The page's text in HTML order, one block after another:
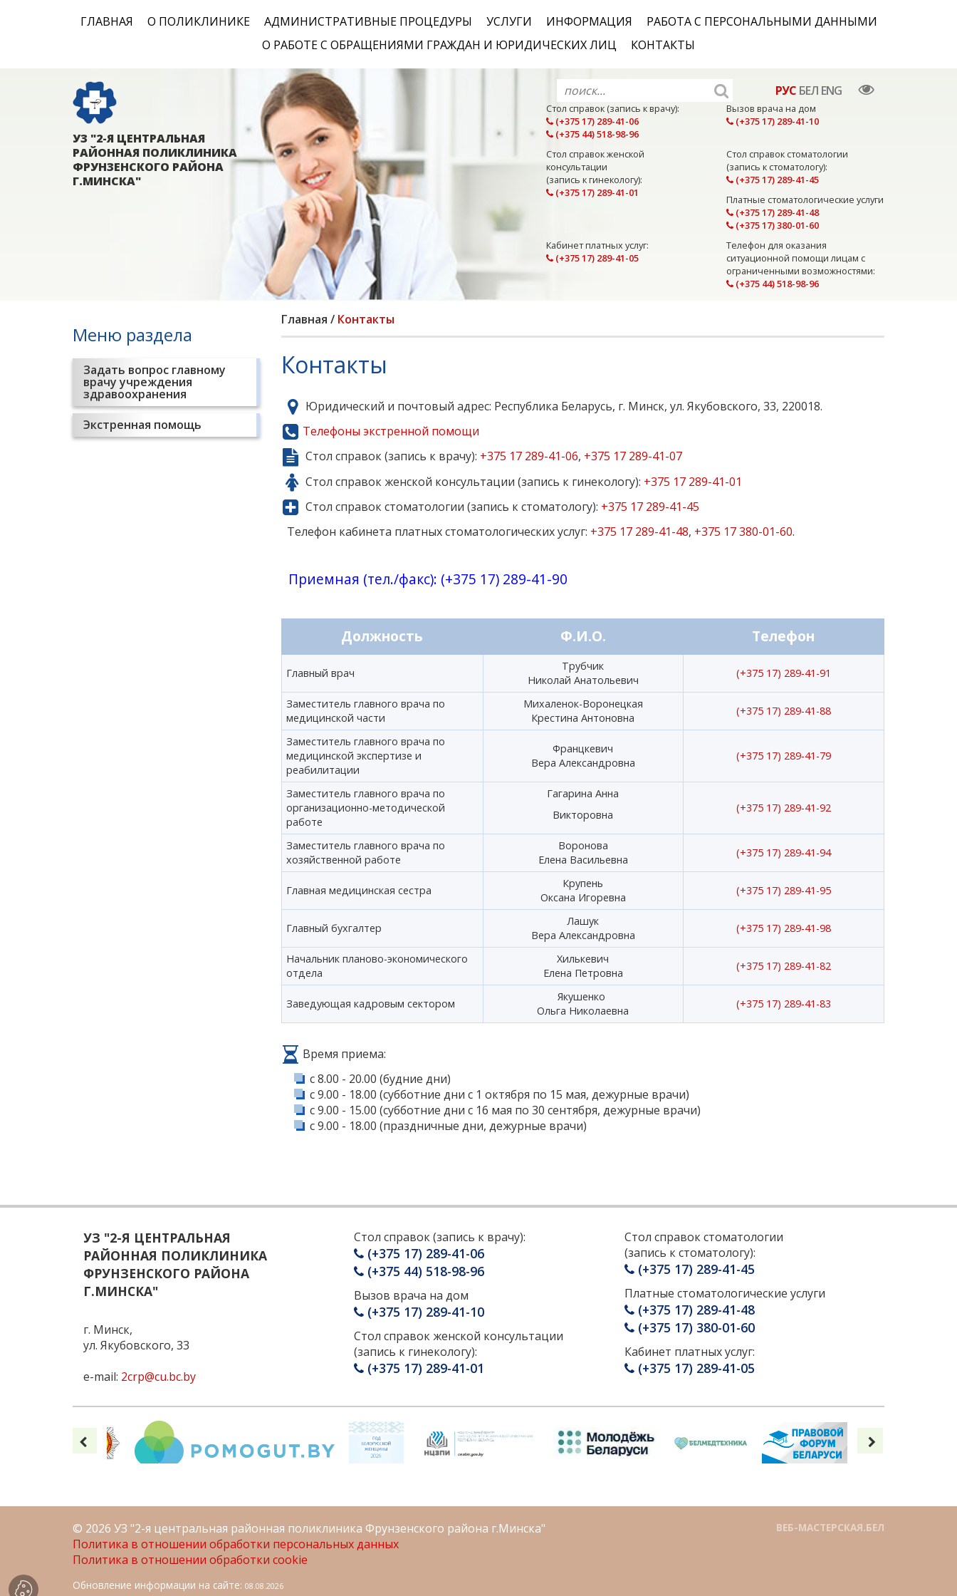
ГЛАВНАЯ О ПОЛИКЛИНИКЕ АДМИНИСТРАТИВНЫЕ ПРОЦЕДУРЫ УСЛУГИ ИНФОРМАЦИЯ
РАБОТА С ПЕРСОНАЛЬНЫМИ ДАННЫМИ
О РАБОТЕ С ОБРАЩЕНИЯМИ ГРАЖДАН И ЮРИДИЧЕСКИХ ЛИЦ
КОНТАКТЫ
УЗ "2-Я ЦЕНТРАЛЬНАЯ
РАЙОННАЯ ПОЛИКЛИНИКА
ФРУНЗЕНСКОГО РАЙОНА
Г.МИНСКА"
РУС БЕЛ ENG
Стол справок (запись к врачу):
(+375 17) 289-41-06
(+375 44) 518-98-96
Вызов врача на дом
(+375 17) 289-41-10
Стол справок женской
консультации
(запись к гинекологу):
(+375 17) 289-41-01
Стол справок стоматологии
(запись к стоматологу):
(+375 17) 289-41-45
Платные стоматологические услуги
(+375 17) 289-41-48
(+375 17) 380-01-60
Кабинет платных услуг:
(+375 17) 289-41-05
Телефон для оказания
ситуационной помощи лицам с
ограниченными возможностями:
(+375 44) 518-98-96
Главная / Контакты
Контакты
Юридический и почтовый адрес: Республика Беларусь, г. Минск, ул. Якубовского, 33, 220018.
Телефоны экстренной помощи
Стол справок (запись к врачу): +375 17 289-41-06, +375 17 289-41-07
Стол справок женской консультации (запись к гинекологу): +375 17 289-41-01
Стол справок стоматологии (запись к стоматологу): +375 17 289-41-45
Телефон кабинета платных стоматологических услуг: +375 17 289-41-48, +375 17 380-01-60.
Приемная (тел./факс): (+375 17) 289-41-90
Должность Ф.И.О. Телефон
Главный врач
Трубчик
Николай Анатольевич
(+375 17) 289-41-91
Заместитель главного врача по
медицинской части
Михаленок-Воронецкая
Крестина Антоновна
(+375 17) 289-41-88
Заместитель главного врача по
медицинской экспертизе и
реабилитации
Францкевич
Вера Александровна
(+375 17) 289-41-79
Заместитель главного врача по
организационно-методической
работе
Гагарина Анна
Викторовна
(+375 17) 289-41-92
Заместитель главного врача по
хозяйственной работе
Воронова
Елена Васильевна
(+375 17) 289-41-94
Главная медицинская сестра
Крупень
Оксана Игоревна
(+375 17) 289-41-95
Главный бухгалтер
Лашук
Вера Александровна
(+375 17) 289-41-98
Начальник планово-экономического
отдела
Хилькевич
Елена Петровна
(+375 17) 289-41-82
Заведующая кадровым сектором
Якушенко
Ольга Николаевна
(+375 17) 289-41-83
Время приема:
с 8.00 - 20.00 (будние дни)
с 9.00 - 18.00 (субботние дни с 1 октября по 15 мая, дежурные врачи)
с 9.00 - 15.00 (субботние дни с 16 мая по 30 сентября, дежурные врачи)
с 9.00 - 18.00 (праздничные дни, дежурные врачи)
Меню раздела
Задать вопрос главному
врачу учреждения
здравоохранения
Экстренная помощь
УЗ "2-Я ЦЕНТРАЛЬНАЯ
РАЙОННАЯ ПОЛИКЛИНИКА
ФРУНЗЕНСКОГО РАЙОНА
Г.МИНСКА"
г. Минск,
ул. Якубовского, 33
e-mail: 2crp@cu.bc.by
Стол справок (запись к врачу):
(+375 17) 289-41-06
(+375 44) 518-98-96
Вызов врача на дом
(+375 17) 289-41-10
Стол справок женской консультации
(запись к гинекологу):
(+375 17) 289-41-01
Стол справок стоматологии
(запись к стоматологу):
(+375 17) 289-41-45
Платные стоматологические услуги
(+375 17) 289-41-48
(+375 17) 380-01-60
Кабинет платных услуг:
(+375 17) 289-41-05
© 2026 УЗ "2-я центральная районная поликлиника Фрунзенского района г.Минска"
Политика в отношении обработки персональных данных
Политика в отношении обработки cookie
Обновление информации на сайте: 08.08.2026
ВЕБ-МАСТЕРСКАЯ.БЕЛ